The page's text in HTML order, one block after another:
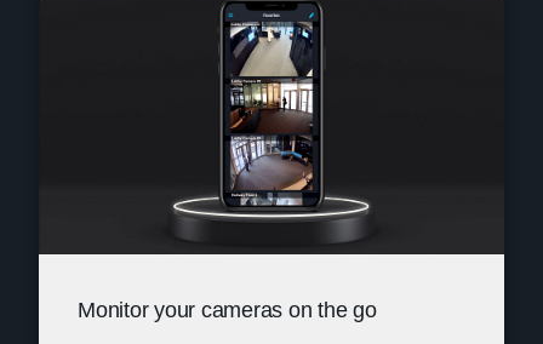
Monitor your cameras on the go